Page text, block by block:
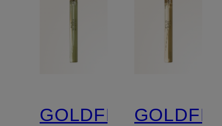
GOLDFIELD